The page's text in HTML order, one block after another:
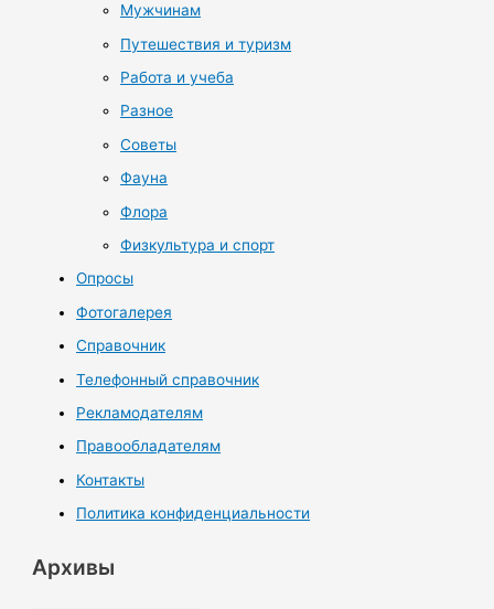
Мужчинам
Путешествия и туризм
Работа и учеба
Разное
Советы
Фауна
Флора
Физкультура и спорт
Опросы
Фотогалерея
Справочник
Телефонный справочник
Рекламодателям
Правообладателям
Контакты
Политика конфиденциальности
Архивы